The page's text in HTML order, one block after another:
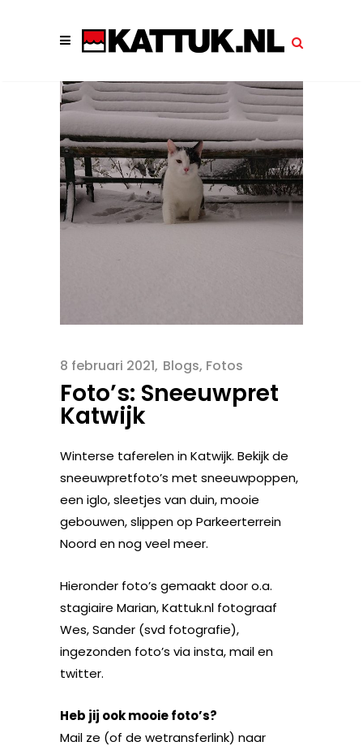
8 februari 2021 Blogs, Fotos
Foto’s: Sneeuwpret
Katwijk
Winterse taferelen in Katwijk. Bekijk de
sneeuwpretfoto’s met sneeuwpoppen,
een iglo, sleetjes van duin, mooie
gebouwen, slippen op Parkeerterrein
Noord en nog veel meer.
Hieronder foto’s gemaakt door o.a.
stagiaire Marian, Kattuk.nl fotograaf
Wes, Sander (svd fotografie),
ingezonden foto’s via insta, mail en
twitter.
Heb jij ook mooie foto’s?
Mail ze (of de wetransferlink) naar